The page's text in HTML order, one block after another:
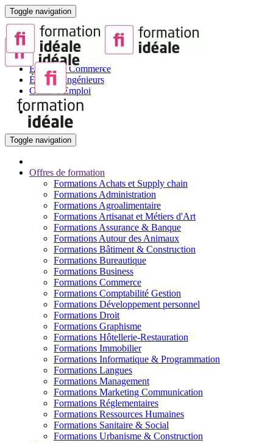
Toggle navigation
Sites partenaires :
BTS
Écoles de Commerce
Écoles d'Ingénieurs
Offres d'Emploi
Toggle navigation
Offres de formation
Formations Achats et Supply chain
Formations Administration
Formations Agroalimentaire
Formations Artisanat et Métiers d'Art
Formations Assurance & Banque
Formations Autour des Animaux
Formations Bâtiment & Construction
Formations Bureautique
Formations Business
Formations Commerce
Formations Comptabilité Gestion
Formations Développement personnel
Formations Droit
Formations Graphisme
Formations Hôtellerie-Restauration
Formations Immobilier
Formations Informatique & Programmation
Formations Langues
Formations Management
Formations Marketing Communication
Formations Réglementaires
Formations Ressources Humaines
Formations Sanitaire & Social
Formations Urbanisme & Construction